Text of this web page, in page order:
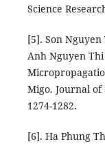
Science
[5]. Son
Anh Nguyen
Migo. Journal of
1274-1282.
[6]. Ha Phung